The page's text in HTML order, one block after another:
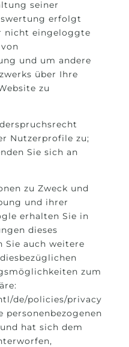
seiner
erfolgt
nicht eingeloggte
und um andere
über Ihre
zu
Nutzerprofile zu;
Sie sich an
zu Zweck und
und ihrer
erhalten Sie in
dieses
Sie auch weitere
zum
de/policies/privacy
personenbezogenen
hat sich dem